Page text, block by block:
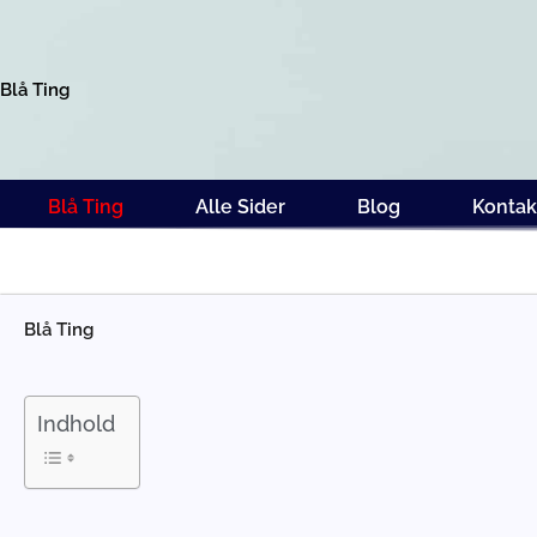
Blå Ting
Blå Ting Alle Sider Blog
Blå Ting
Indhold